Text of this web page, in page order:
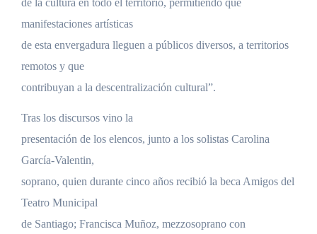
de la cultura en todo el territorio, permitiendo que
manifestaciones artísticas
de esta envergadura lleguen a públicos diversos, a territorios
remotos y que
contribuyan a la descentralización cultural”.
Tras los discursos vino la
presentación de los elencos, junto a los solistas Carolina
García-Valentin,
soprano, quien durante cinco años recibió la beca Amigos del
Teatro Municipal
de Santiago; Francisca Muñoz, mezzosoprano con